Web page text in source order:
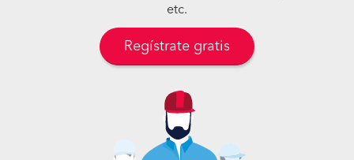
etc.
Regístrate gratis